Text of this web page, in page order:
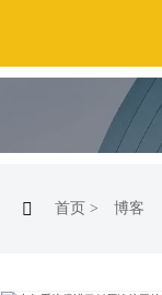
 首页 > 博客